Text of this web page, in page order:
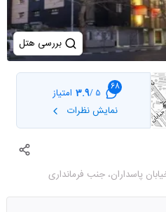
بررسی هتل
68
5 /
3.9 امتیاز
نمایش نظرات
پاسداران، جنب فرمانداری